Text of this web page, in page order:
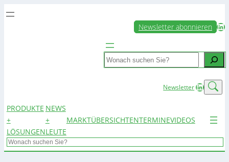
Newsletter abonnieren LinkedIn
Search
NewsletterLinkedIn
PRODUKTE
+
LÖSUNGEN
NEWS
+
LEUTE
MARKTÜBERSICHTENTERMINEVIDEOS
Search